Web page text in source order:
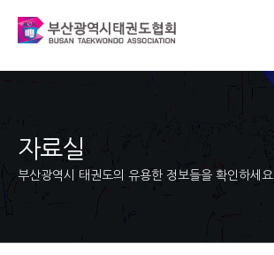
자료실
부산광역시 태권도의 유용한 정보들을 확인하세요